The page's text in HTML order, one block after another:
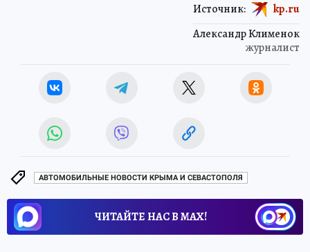
Александр Клименок
журналист
Источник: kp.ru
АВТОМОБИЛЬНЫЕ НОВОСТИ КРЫМА И СЕВАСТОПОЛЯ
ЧИТАЙТЕ НАС В МАХ!